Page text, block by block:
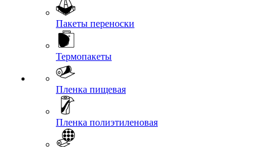
Пакеты переноски
Термопакеты
Пленка пищевая
Пленка полиэтиленовая